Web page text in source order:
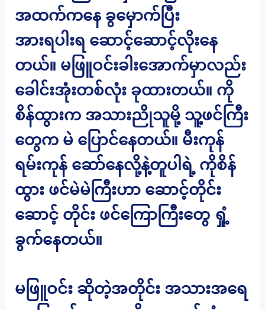
အထက်ကနေ ခွမှောက်ပြီး
အားရပါးရ ဆောင့်ဆောင့်လိုးနေ
တယ်။ မဖြူဝင်းခါးအောက်မှာလည်း
ခေါင်းအုံးတစ်လုံး ခုထားတယ်။ ကို
စိန်ထွားက အသားညိုသူမို့ သူ့ဖင်ကြီး
တွေက မဲ ပြောင်နေတယ်။ မီးကုန်
ရမ်းကုန် ဆော်နေလို့နဲ့တူပါရဲ့ ကိုစိန်
ထွား ဖင်မဲမဲကြီးဟာ ဆောင့်တိုင်း
ဆောင့် တိုင်း ဖင်ကြောကြီးတွေ ရှုံ့
ခွက်နေတယ်။
မဖြူဝင်း ဆိုတဲ့အတိုင်း အသားအရေ